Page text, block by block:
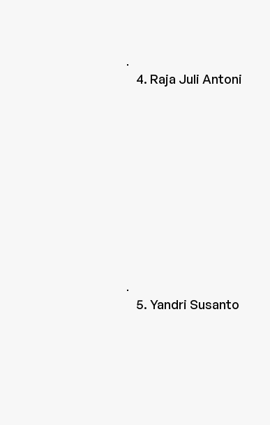
4. Raja Juli Antoni
5. Yandri Susanto